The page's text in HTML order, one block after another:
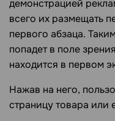
демонстрацией
всего их размещать
первого абзаца.
попадет в поле зрения
находится в первом
Нажав на него,
страницу товара или